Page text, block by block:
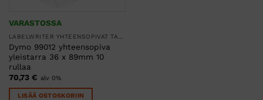
VARASTOSSA
Dymo 99012 yhteensopiva
yleistarra 36 x 89mm 10
rullaa
70,73 € alv 0%
LISÄÄ OSTOSKORIIN